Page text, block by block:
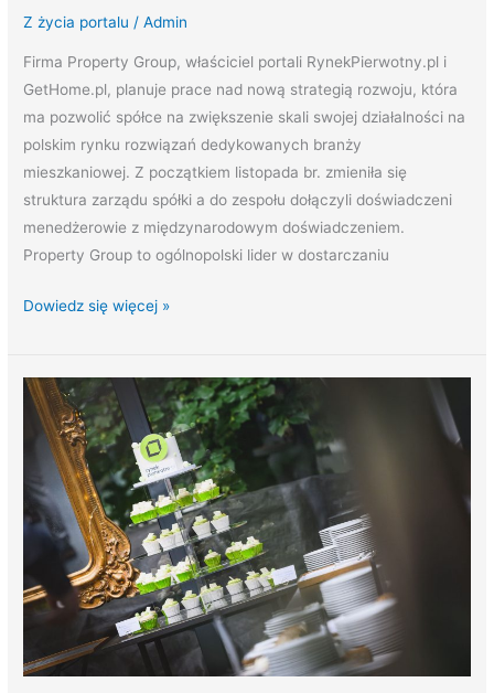
Z życia portalu /Admin
Firma Property Group, właściciel portali RynekPierwotny.pl i
GetHome.pl, planuje prace nad nową strategią rozwoju, która
ma pozwolić spółce na zwiększenie skali swojej działalności na
polskim rynku rozwiązań dedykowanych branży
mieszkaniowej. Z początkiem listopada br. zmieniła się
struktura zarządu spółki a do zespołu dołączyli doświadczeni
menedżerowie z międzynarodowym doświadczeniem.
Property Group to ogólnopolski lider w dostarczaniu
Dowiedz się więcej »
15
lat
minęło…
nami
kolejny
jubileusz!